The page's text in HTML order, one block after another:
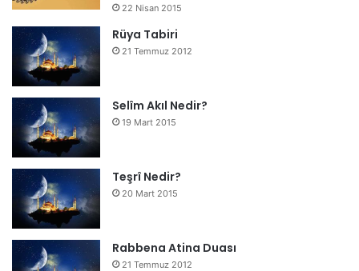
22 Nisan 2015
Rüya Tabiri
21 Temmuz 2012
Selîm Akıl Nedir?
19 Mart 2015
Teşrî Nedir?
20 Mart 2015
Rabbena Atina Duası
21 Temmuz 2012